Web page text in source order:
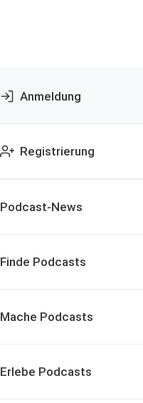
Anmeldung
Registrierung
Podcast-News
Finde Podcasts
Mache Podcasts
Erlebe Podcasts